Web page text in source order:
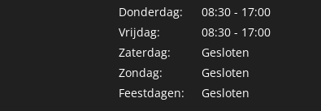
Donderdag:
08:30 - 17:00
Vrijdag:
08:30 - 17:00
Zaterdag:
Gesloten
Zondag:
Gesloten
Feestdagen:
Gesloten